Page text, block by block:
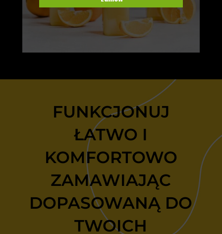
FUNKCJONUJ
ŁATWO I
KOMFORTOWO
ZAMAWIAJĄC
DOPASOWANĄ DO
TWOICH